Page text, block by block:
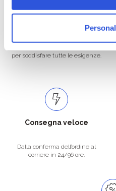
Oltre 50.000 prodotti
per soddisfare tutte le esigenze.
Consegna veloce
Dalla conferma dell’ordine al
corriere in 24/96 ore.